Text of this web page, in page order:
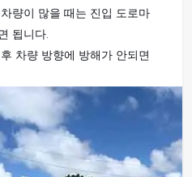
량이 많을 때는 진입 도로마
됩니다.
차량 방향에 방해가 안되면